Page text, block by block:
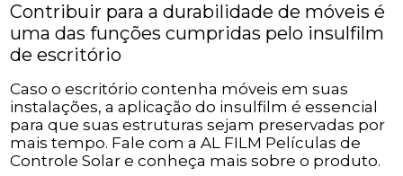
Contribuir para a durabilidade de móveis é
uma das funções cumpridas pelo insulfilm
de escritório
Caso o escritório contenha móveis em suas
instalações, a aplicação do insulfilm é essencial
para que suas estruturas sejam preservadas por
mais tempo. Fale com a AL FILM Películas de
Controle Solar e conheça mais sobre o produto.